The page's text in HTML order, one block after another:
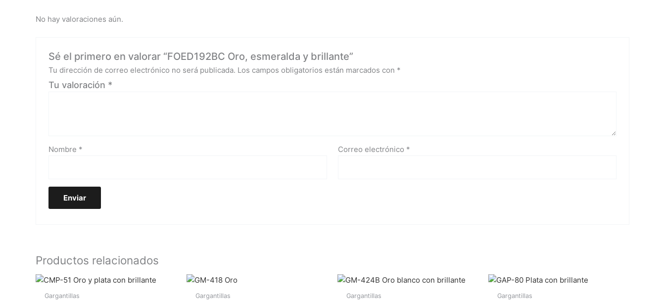
No hay valoraciones aún.
Sé el primero en valorar “FOED192BC Oro, esmeralda y brillante”
Tu dirección de correo electrónico no será publicada. Los campos obligatorios están marcados con *
Tu valoración *
Nombre * Correo electrónico *
Productos relacionados
Gargantillas Gargantillas Gargantillas Gargantillas